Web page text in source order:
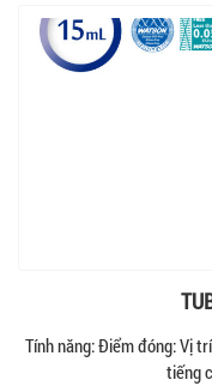
Tính năng: Điểm đóng: Vị
tiếng